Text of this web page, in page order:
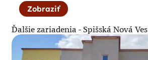
Zobraziť
Ďalšie zariadenia - Spišská Nová Ves